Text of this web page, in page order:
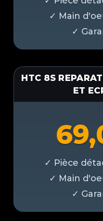
HTC 8S
ET